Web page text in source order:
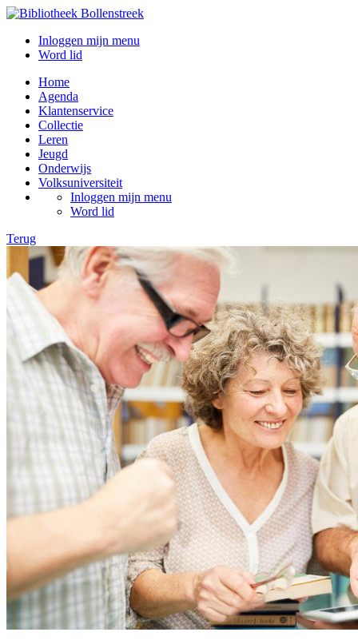
Inloggen mijn menu
Word lid
Home
Agenda
Klantenservice
Collectie
Leren
Jeugd
Onderwijs
Volksuniversiteit
Inloggen mijn menu
Word lid
Terug